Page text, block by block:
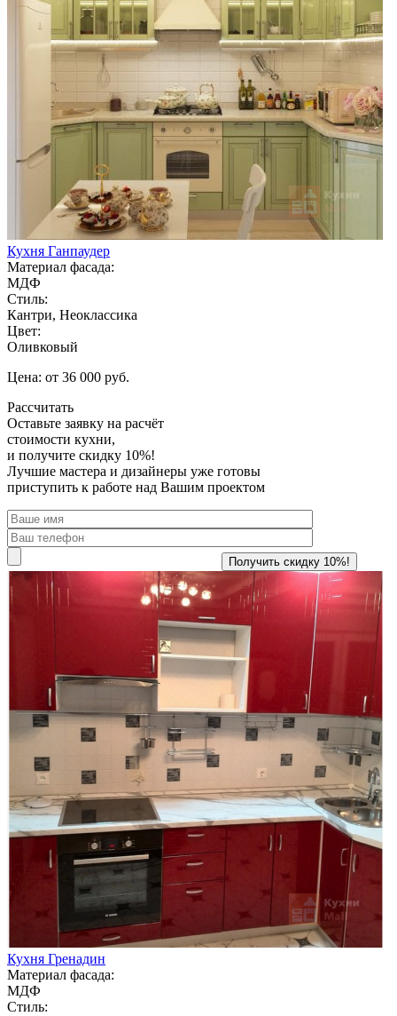
Кухня Ганпаудер
Материал фасада:
МДФ
Стиль:
Кантри, Неоклассика
Цвет:
Оливковый
Цена: от 36 000 руб.
Рассчитать
Оставьте заявку на расчёт
стоимости кухни,
и получите скидку 10%!
Лучшие мастера и дизайнеры уже готовы
приступить к работе над Вашим проектом
Кухня Гренадин
Материал фасада:
МДФ
Стиль: